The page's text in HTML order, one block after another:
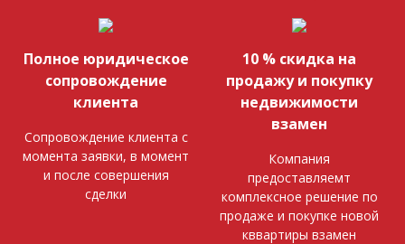
Полное юридическое
сопровождение
клиента
Сопровождение клиента с
момента заявки, в момент
и после совершения
сделки
10 % скидка на
продажу и покупку
недвижимости
взамен
Компания
предоставляемт
комплексное решение по
продаже и покупке новой
кввартиры взамен